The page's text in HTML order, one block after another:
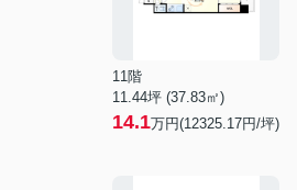
11階
11.44坪 (37.83㎡)
14.1万円(12325.17円/坪)